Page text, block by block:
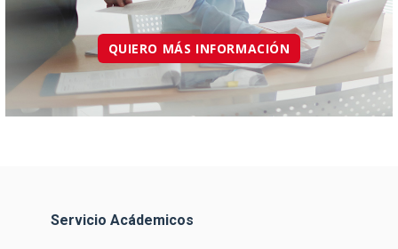
QUIERO MÁS INFORMACIÓN
Servicio Acádemicos